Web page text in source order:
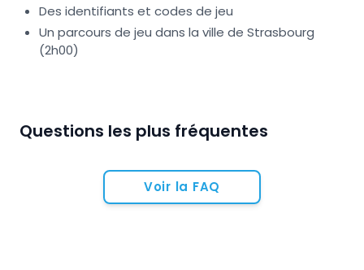
Des identifiants et codes de jeu
Un parcours de jeu dans la ville de Strasbourg
(2h00)
Questions les plus fréquentes
Voir la FAQ